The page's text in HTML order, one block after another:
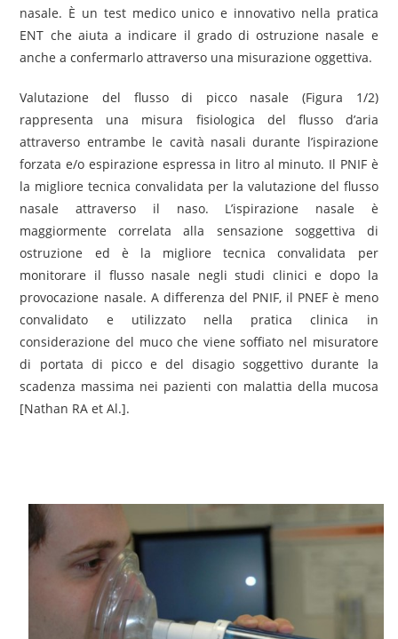
nasale. È un test medico unico e innovativo nella pratica
ENT che aiuta a indicare il grado di ostruzione nasale e
anche a confermarlo attraverso una misurazione oggettiva.
Valutazione del flusso di picco nasale (Figura 1/2)
rappresenta una misura fisiologica del flusso d’aria
attraverso entrambe le cavità nasali durante l’ispirazione
forzata e/o espirazione espressa in litro al minuto. Il PNIF è
la migliore tecnica convalidata per la valutazione del flusso
nasale attraverso il naso. L’ispirazione nasale è
maggiormente correlata alla sensazione soggettiva di
ostruzione ed è la migliore tecnica convalidata per
monitorare il flusso nasale negli studi clinici e dopo la
provocazione nasale. A differenza del PNIF, il PNEF è meno
convalidato e utilizzato nella pratica clinica in
considerazione del muco che viene soffiato nel misuratore
di portata di picco e del disagio soggettivo durante la
scadenza massima nei pazienti con malattia della mucosa
[Nathan RA et Al.].